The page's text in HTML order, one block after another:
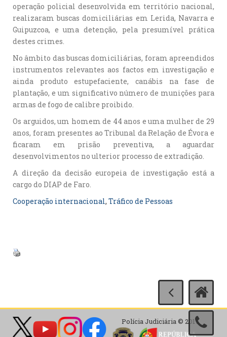
operação policial desenvolvida em território nacional,
realizaram buscas domiciliárias em Lerida, Navarra e
Guipuzcoa, e uma detenção, pela presumível prática
destes crimes.
No âmbito das buscas domiciliárias, foram apreendidos
instrumentos relevantes aos factos em investigação e
ainda produto estupefaciente, canábis na fase de
plantação, e um significativo número de munições para
armas de fogo de calibre proibido.
Os arguidos, um homem de 44 anos e uma mulher de 29
anos, foram presentes ao Tribunal da Relação de Évora e
ficaram em prisão preventiva, a aguardar
desenvolvimentos no ulterior processo de extradição.
A direção da decisão europeia de investigação está a
cargo do DIAP de Faro.
Cooperação internacional, Tráfico de Pessoas
Polícia Judiciária © 2017